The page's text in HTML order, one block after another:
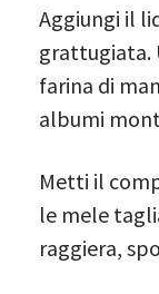
Aggiungi il
grattugiata.
farina di
albumi
Metti il
le mele
raggiera,